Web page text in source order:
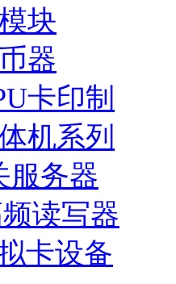
块
器
卡印制
机系列
服务器
读写器
卡设备